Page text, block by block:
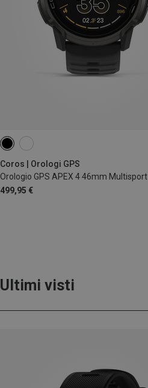
Coros | Orologi GPS
Orologio GPS APEX 4 46mm Multisport
499,95 €
46MM
Ultimi visti